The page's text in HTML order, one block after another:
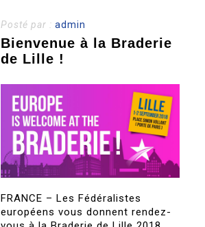
Posté par :admin
Bienvenue à la Braderie
de Lille !
FRANCE – Les Fédéralistes
européens vous donnent rendez-